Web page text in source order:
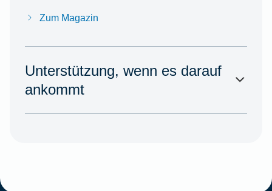
Zum Magazin
Unterstützung, wenn es darauf
ankommt